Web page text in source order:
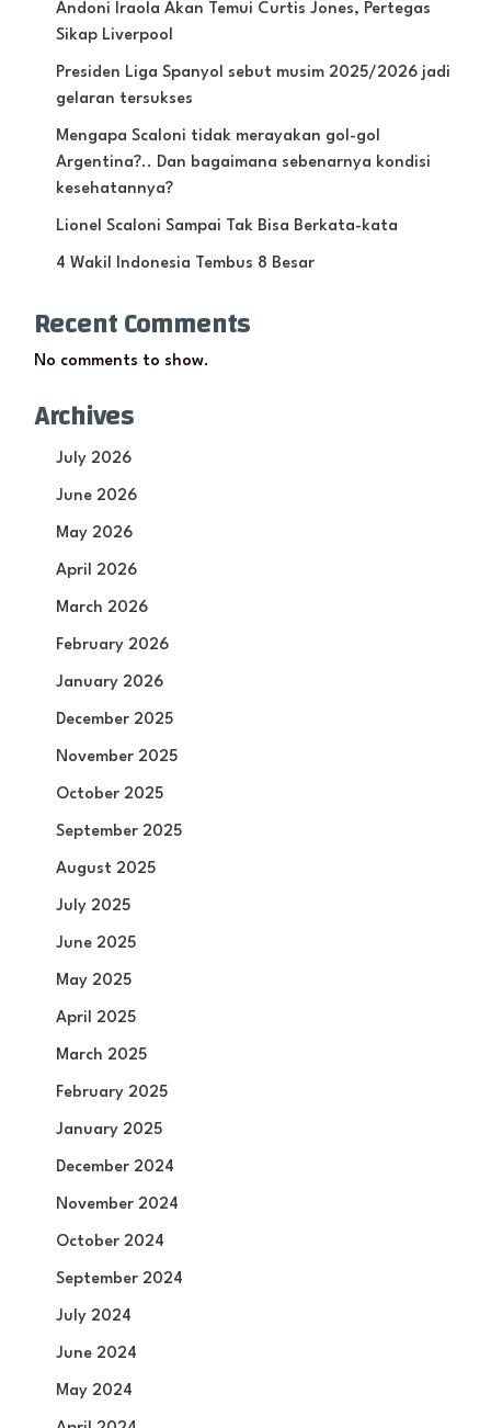
Andoni Iraola Akan Temui Curtis Jones, Pertegas
Sikap Liverpool
Presiden Liga Spanyol sebut musim 2025/2026 jadi
gelaran tersukses
Mengapa Scaloni tidak merayakan gol-gol
Argentina?.. Dan bagaimana sebenarnya kondisi
kesehatannya?
Lionel Scaloni Sampai Tak Bisa Berkata-kata
4 Wakil Indonesia Tembus 8 Besar
Recent Comments
No comments to show.
Archives
July 2026
June 2026
May 2026
April 2026
March 2026
February 2026
January 2026
December 2025
November 2025
October 2025
September 2025
August 2025
July 2025
June 2025
May 2025
April 2025
March 2025
February 2025
January 2025
December 2024
November 2024
October 2024
September 2024
July 2024
June 2024
May 2024